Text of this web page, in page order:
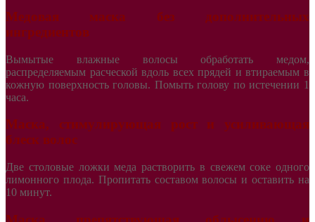
Медовая маска без дополнительных
ингредиентов
Вымытые влажные волосы обработать медом,
распределяемым расческой вдоль всех прядей и втираемым в
кожную поверхность головы. Помыть голову по истечении 1
часа.
Маска, стимулирующая рост и усиливающая
блеск волос
Две столовые ложки меда растворить в свежем соке одного
лимонного плода. Пропитать составом волосы и оставить на
10 минут.